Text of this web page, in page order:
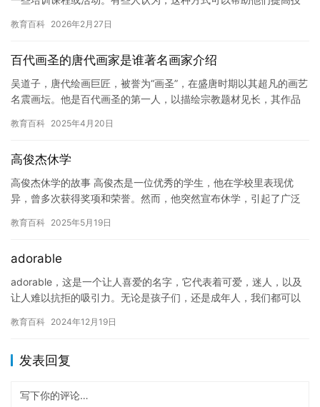
些人…
教育百科 2026年2月27日
百代画圣的唐代画家是谁著名画家介绍
吴道子，唐代绘画巨匠，被誉为“画圣”，在盛唐时期以其超凡的画艺
名震画坛。他是百代画圣的第一人，以描绘宗教题材见长，其作品
吴…
教育百科 2025年4月20日
高俊杰休学
高俊杰休学的故事 高俊杰是一位优秀的学生，他在学校里表现优
异，曾多次获得奖项和荣誉。然而，他突然宣布休学，引起了广泛
顾。…
教育百科 2025年5月19日
adorable
adorable，这是一个让人喜爱的名字，它代表着可爱，迷人，以及
让人难以抗拒的吸引力。无论是孩子们，还是成年人，我们都可以
教育百科 2024年12月19日
发表回复